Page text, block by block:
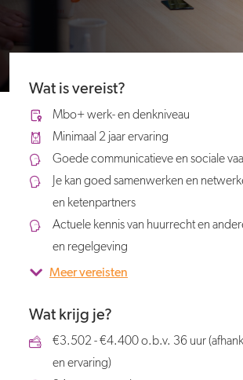
Wat is vereist?
Mbo+ werk- en denkniveau
Minimaal 2 jaar ervaring
Goede communicatieve en sociale
Je kan goed samenwerken en
en ketenpartners
Actuele kennis van huurrecht en
en regelgeving
Meer vereisten
Wat krijg je?
€3.502 - €4.400 o.b.v. 36 uur
en ervaring)